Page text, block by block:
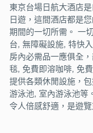
東京台場日航大酒店
日遊，這間酒店都是
期間的一切所需。 一
台, 無障礙設施, 特快
房內必需品一應俱全
毯, 免費即溶咖啡, 免
提供各類休閒設施，
游泳池, 室內游泳池等
令人倍感舒適，是遊